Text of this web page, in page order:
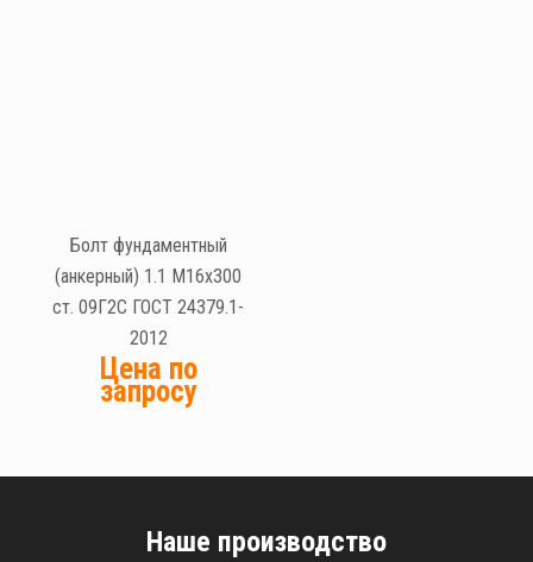
Болт фундаментный
(анкерный) 1.1 М16х300
ст. 09Г2С ГОСТ 24379.1-
2012
Цена по
запросу
Наше производство